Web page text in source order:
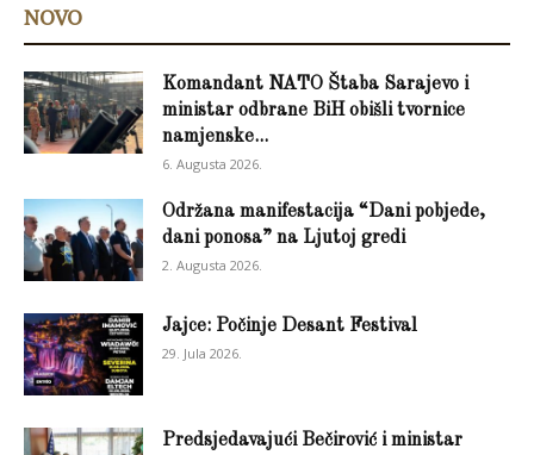
NOVO
Komandant NATO Štaba Sarajevo i
ministar odbrane BiH obišli tvornice
namjenske...
6. Augusta 2026.
Održana manifestacija “Dani pobjede,
dani ponosa” na Ljutoj gredi
2. Augusta 2026.
Jajce: Počinje Desant Festival
29. Jula 2026.
Predsjedavajući Bečirović i ministar